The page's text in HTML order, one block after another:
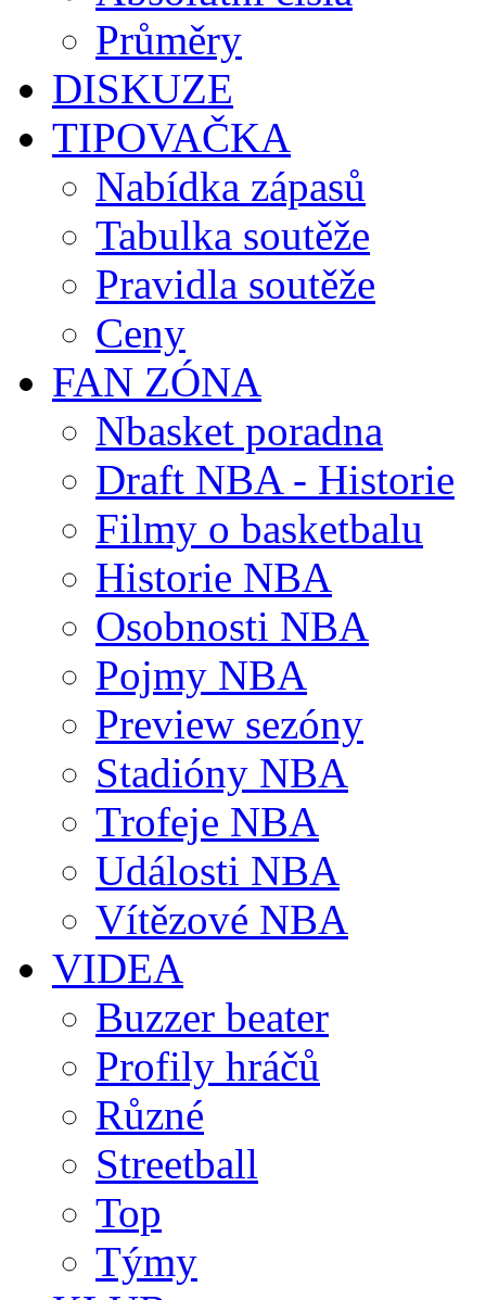
Průměry
DISKUZE
TIPOVAČKA
Nabídka zápasů
Tabulka soutěže
Pravidla soutěže
Ceny
FAN ZÓNA
Nbasket poradna
Draft NBA - Historie
Filmy o basketbalu
Historie NBA
Osobnosti NBA
Pojmy NBA
Preview sezóny
Stadióny NBA
Trofeje NBA
Události NBA
Vítězové NBA
VIDEA
Buzzer beater
Profily hráčů
Různé
Streetball
Top
Týmy